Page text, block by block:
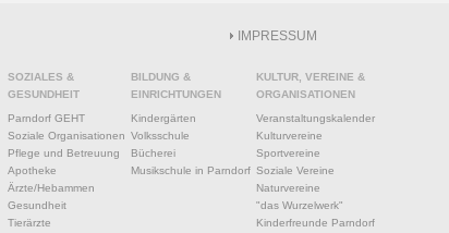
IMPRESSUM
SOZIALES &
GESUNDHEIT
Parndorf GEHT
Soziale Organisationen
Pflege und Betreuung
Apotheke
Ärzte/Hebammen
Gesundheit
Tierärzte
BILDUNG &
EINRICHTUNGEN
Kindergärten
Volksschule
Bücherei
Musikschule in Parndorf
KULTUR, VEREINE &
ORGANISATIONEN
Veranstaltungskalender
Kulturvereine
Sportvereine
Soziale Vereine
Naturvereine
"das Wurzelwerk"
Kinderfreunde Parndorf